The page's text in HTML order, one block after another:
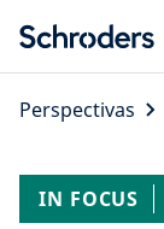
content
Perspectivas
IN FOCUS